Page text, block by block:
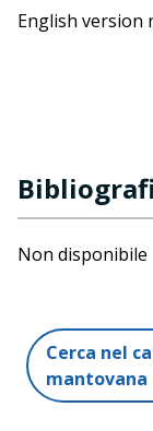
English version
Non disponibile
Cerca nel
mantovana